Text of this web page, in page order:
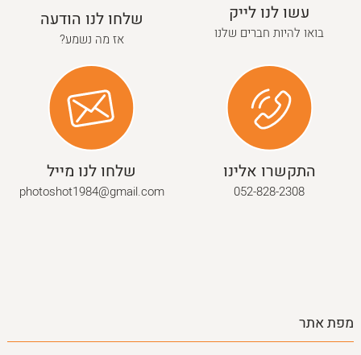
עשו לנו לייק
בואו להיות חברים שלנו
שלחו לנו הודעה
אז מה נשמע?
התקשרו אלינו
052-828-2308
שלחו לנו מייל
photoshot1984@gmail.com
מפת אתר